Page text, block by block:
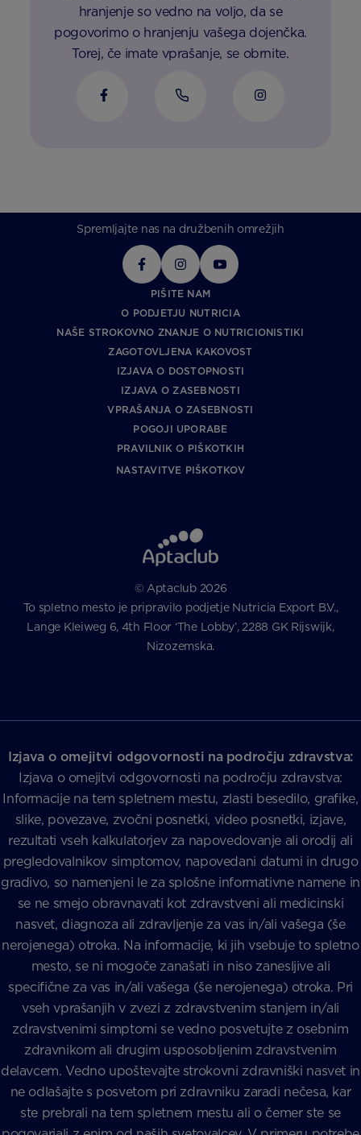
hranjenje so vedno na voljo, da se
pogovorimo o hranjenju vašega dojenčka.
Torej, če imate vprašanje, se obrnite.
Spremljajte nas na družbenih omrežjih
PIŠITE NAM
O PODJETJU NUTRICIA
NAŠE STROKOVNO ZNANJE O NUTRICIONISTIKI
ZAGOTOVLJENA KAKOVOST
IZJAVA O DOSTOPNOSTI
IZJAVA O ZASEBNOSTI
VPRAŠANJA O ZASEBNOSTI
POGOJI UPORABE
PRAVILNIK O PIŠKOTKIH
NASTAVITVE PIŠKOTKOV
© Aptaclub 2026
To spletno mesto je pripravilo podjetje Nutricia Export B.V.,
Lange Kleiweg 6, 4th Floor ‘The Lobby’, 2288 GK Rijswijk,
Nizozemska.
Izjava o omejitvi odgovornosti na področju zdravstva:
Izjava o omejitvi odgovornosti na področju zdravstva:
Informacije na tem spletnem mestu, zlasti besedilo, grafike,
slike, povezave, zvočni posnetki, video posnetki, izjave,
rezultati vseh kalkulatorjev za napovedovanje ali orodij ali
pregledovalnikov simptomov, napovedani datumi in drugo
gradivo, so namenjeni le za splošne informativne namene in
se ne smejo obravnavati kot zdravstveni ali medicinski
nasvet, diagnoza ali zdravljenje za vas in/ali vašega (še
nerojenega) otroka. Na informacije, ki jih vsebuje to spletno
mesto, se ni mogoče zanašati in niso zanesljive ali
specifične za vas in/ali vašega (še nerojenega) otroka. Pri
vseh vprašanjih v zvezi z zdravstvenim stanjem in/ali
zdravstvenimi simptomi se vedno posvetujte z osebnim
zdravnikom ali drugim usposobljenim zdravstvenim
delavcem. Vedno upoštevajte strokovni zdravniški nasvet in
ne odlašajte s posvetom pri zdravniku zaradi nečesa, kar
ste prebrali na tem spletnem mestu ali o čemer ste se